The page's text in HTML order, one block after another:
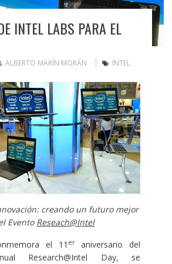
INTEL LABS PARA EL
ALBERTO MARÍN MORÁN INTEL
creando un futuro mejor
Evento Reseach@Intel
el 11 eraniversario del
Research@Intel Day, se